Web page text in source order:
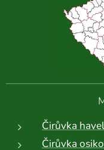
Čirůvka
Čirůvka